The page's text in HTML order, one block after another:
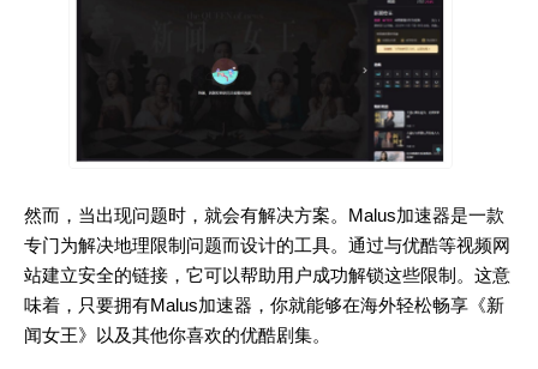
然而，当出现问题时，就会有解决方案。Malus加速器是一款
专门为解决地理限制问题而设计的工具。通过与优酷等视频网
站建立安全的链接，它可以帮助用户成功解锁这些限制。这意
味着，只要拥有Malus加速器，你就能够在海外轻松畅享《新
闻女王》以及其他你喜欢的优酷剧集。